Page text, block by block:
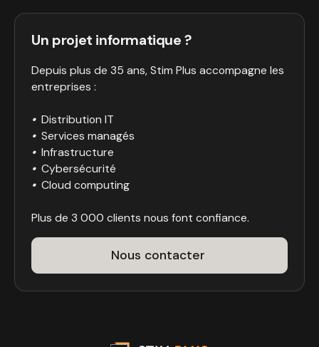
Un projet informatique ?
Depuis plus de 35 ans, Stim Plus accompagne les
entreprises :
•Distribution IT
•Services managés
• Infrastructure
•Cybersécurité
•Cloud computing
Plus de 3 000 clients nous font confiance.
Nous contacter